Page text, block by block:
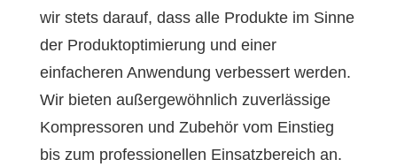
wir stets darauf, dass alle Produkte im Sinne
der Produktoptimierung und einer
einfacheren Anwendung verbessert werden.
Wir bieten außergewöhnlich zuverlässige
Kompressoren und Zubehör vom Einstieg
bis zum professionellen Einsatzbereich an.